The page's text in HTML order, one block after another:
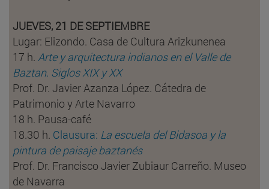
JUEVES, 21 DE SEPTIEMBRE
Lugar: Elizondo. Casa de Cultura Arizkunenea
17 h. Arte y arquitectura indianos en el Valle de
Baztan. Siglos XIX y XX
Prof. Dr. Javier Azanza López. Cátedra de
Patrimonio y Arte Navarro
18 h. Pausa-café
18.30 h. Clausura: La escuela del Bidasoa y la
pintura de paisaje baztanés
Prof. Dr. Francisco Javier Zubiaur Carreño. Museo
de Navarra